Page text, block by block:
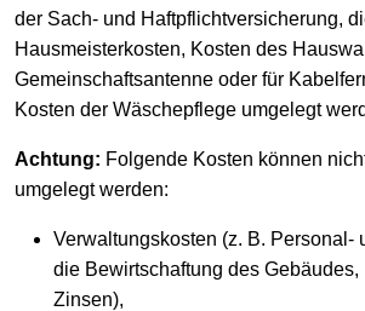
der Sach- und Haftpflichtversicherung,
Hausmeisterkosten, Kosten des
Gemeinschaftsantenne oder für
Kosten der Wäschepflege umgelegt
Achtung: Folgende Kosten können
umgelegt werden:
Verwaltungskosten (z. B. Personal-
die Bewirtschaftung des
Zinsen),